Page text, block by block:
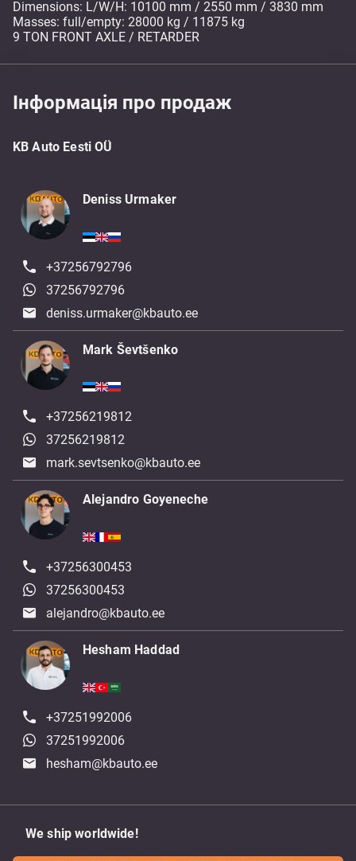
Dimensions: L/W/H: 10100 mm / 2550 mm / 3830 mm
Masses: full/empty: 28000 kg / 11875 kg
9 TON FRONT AXLE / RETARDER
Інформація про продаж
KB Auto Eesti OÜ
Deniss Urmaker
+37256792796
37256792796
deniss.urmaker@kbauto.ee
Mark Ševtšenko
+37256219812
37256219812
mark.sevtsenko@kbauto.ee
Alejandro Goyeneche
+37256300453
37256300453
alejandro@kbauto.ee
Hesham Haddad
+37251992006
37251992006
hesham@kbauto.ee
We ship worldwide!